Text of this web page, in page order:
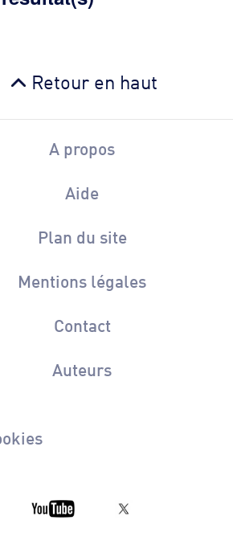
Retour en haut
A propos
Aide
Plan du site
Mentions légales
Contact
Auteurs